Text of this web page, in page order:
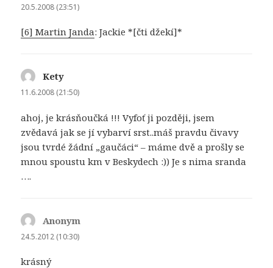
20.5.2008 (23:51)
[6] Martin Janda: Jackie *[čti džekí]*
Kety
11.6.2008 (21:50)
ahoj, je krásňoučká !!! Vyfoť ji později, jsem
zvědavá jak se jí vybarví srst..máš pravdu čivavy
jsou tvrdé žádní „gaučáci“ – máme dvě a prošly se
mnou spoustu km v Beskydech :)) Je s nima sranda
….
Anonym
24.5.2012 (10:30)
krásný